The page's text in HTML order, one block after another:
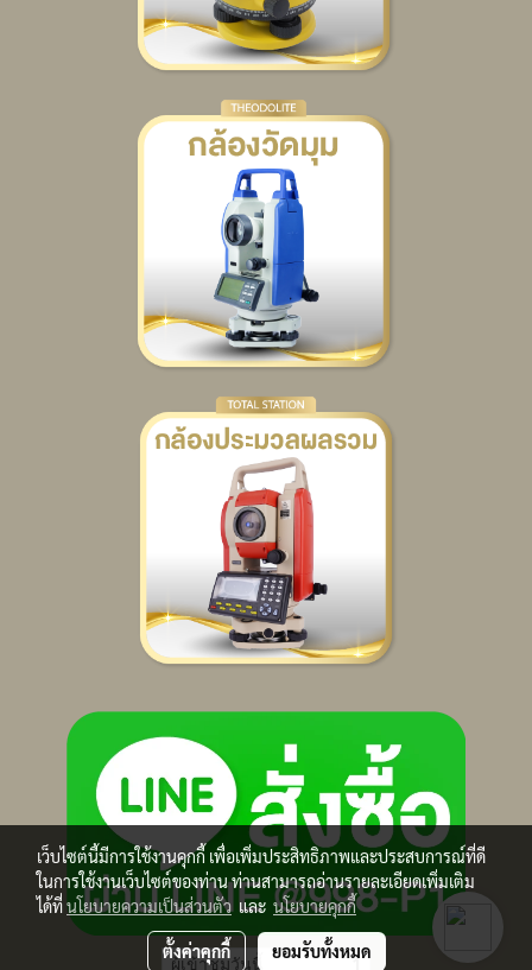
ผู้เข้าชมวันนี้ 1
เว็บไซต์นี้มีการใช้งานคุกกี้ เพื่อเพิ่มประสิทธิภาพและประสบการณ์ที่ดี
ในการใช้งานเว็บไซต์ของท่าน ท่านสามารถอ่านรายละเอียดเพิ่มเติม
ได้ที่นโยบายความเป็นส่วนตัว และ นโยบายคุกกี้
ตั้งค่าคุกกี้ ยอมรับทั้งหมด